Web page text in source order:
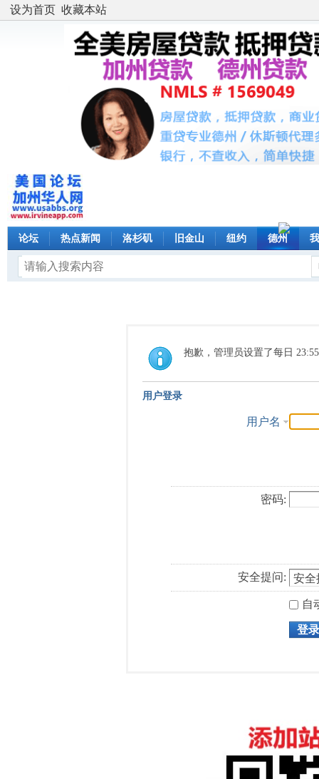
设为首页 收藏本站
论坛 热点新闻 洛杉矶 旧金山 纽约 德州
抱歉，管理员设置了每日
用户登录
用户名
密码:
安全提问:
自
登录